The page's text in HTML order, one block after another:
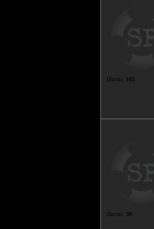
Посты: 185
Посты: 39